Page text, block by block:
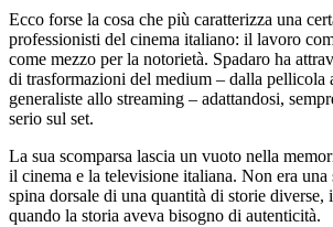
Ecco forse la cosa che più caratterizza una
professionisti del cinema italiano: il lavoro
come mezzo per la notorietà. Spadaro ha
di trasformazioni del medium – dalla pellicola
generaliste allo streaming – adattandosi,
serio sul set.
La sua scomparsa lascia un vuoto nella
il cinema e la televisione italiana. Non era una
spina dorsale di una quantità di storie diverse,
quando la storia aveva bisogno di autenticità.